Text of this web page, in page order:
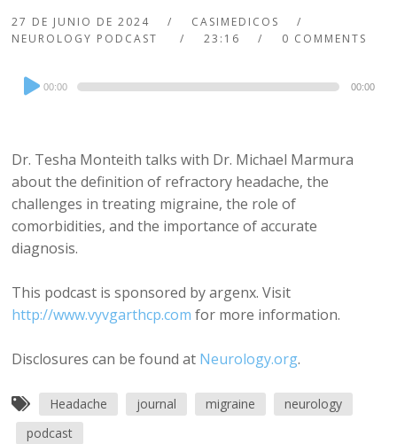
27 DE JUNIO DE 2024
CASIMEDICOS
NEUROLOGY PODCAST
23:16 0 COMMENTS
Audio
Player
00:00 00:00
Dr. Tesha Monteith talks with Dr. Michael Marmura
about the definition of refractory headache, the
challenges in treating migraine, the role of
comorbidities, and the importance of accurate
diagnosis.
This podcast is sponsored by argenx. Visit
http://www.vyvgarthcp.com for more information.
Disclosures can be found at Neurology.org.
Headache journal migraine
neurology
podcast